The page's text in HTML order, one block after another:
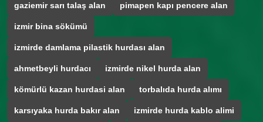
gaziemir sarı talaş alan pimapen kapı pencere alan
izmir bina sökümü
izmirde damlama pilastik hurdası alan
ahmetbeyli hurdacı izmirde nikel hurda alan
kömürlü kazan hurdasi alan torbalıda hurda alımı
karsıyaka hurda bakır alan izmirde hurda kablo alimi